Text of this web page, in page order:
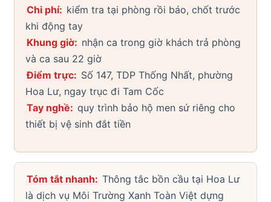
Chi phí: kiểm tra tại phòng rồi báo, chốt trước
khi động tay
Khung giờ: nhận ca trong giờ khách trả phòng
và ca sau 22 giờ
Điểm trực: Số 147, TDP Thống Nhất, phường
Hoa Lư, ngay trục đi Tam Cốc
Tay nghề: quy trình bảo hộ men sứ riêng cho
thiết bị vệ sinh đắt tiền
Tóm tắt nhanh: Thông tắc bồn cầu tại Hoa Lư
là dịch vụ Môi Trường Xanh Toàn Việt dựng